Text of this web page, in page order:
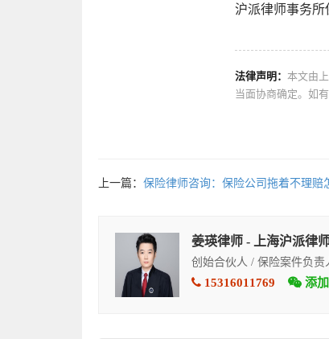
沪派律师事务所
法律声明： 本文由
当面协商确定。如
上一篇： 保险律师咨询：保险公司拖着不理赔
姜瑛律师 - 上海沪派律
创始合伙人 / 保险案件负
15316011769 添